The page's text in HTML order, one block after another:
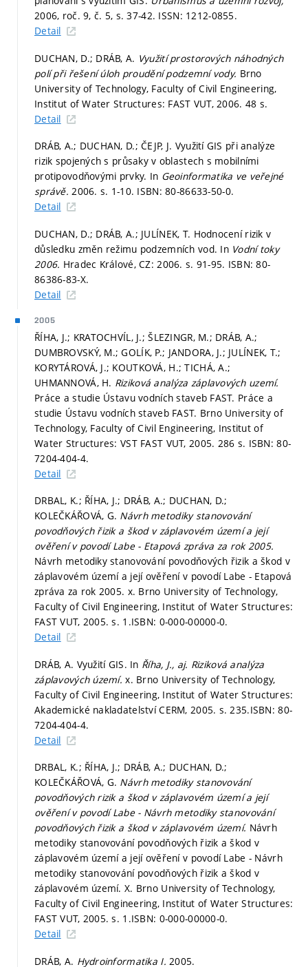
2006, roč. 9, č. 5, s. 37-42. ISSN: 1212-0855.
Detail
DUCHAN, D.; DRÁB, A. Využití prostorových náhodných
polí při řešení úloh proudění podzemní vody. Brno
University of Technology, Faculty of Civil Engineering,
Institut of Water Structures: FAST VUT, 2006. 48 s.
Detail
DRÁB, A.; DUCHAN, D.; ČEJP, J. Využití GIS při analýze
rizik spojených s průsaky v oblastech s mobilními
protipovodňovými prvky. In Geoinformatika ve veřejné
správě.2006. s. 1-10. ISBN: 80-86633-50-0.
Detail
DUCHAN, D.; DRÁB, A.; JULÍNEK, T. Hodnocení rizik v
důsledku změn režimu podzemních vod. In Vodní toky
2006. Hradec Králové, CZ: 2006. s. 91-95. ISBN: 80-
86386-83-X.
Detail
2005
ŘÍHA, J.; KRATOCHVÍL, J.; ŠLEZINGR, M.; DRÁB, A.;
DUMBROVSKÝ, M.; GOLÍK, P.; JANDORA, J.; JULÍNEK, T.;
KORYTÁROVÁ, J.; KOUTKOVÁ, H.; TICHÁ, A.;
UHMANNOVÁ, H. Riziková analýza záplavových uzemí.
Práce a studie Ústavu vodních staveb FAST. Práce a
studie Ústavu vodních staveb FAST. Brno University of
Technology, Faculty of Civil Engineering, Institut of
Water Structures: VST FAST VUT, 2005. 286 s. ISBN: 80-
7204-404-4.
Detail
DRBAL, K.; ŘÍHA, J.; DRÁB, A.; DUCHAN, D.;
KOLEČKÁŘOVÁ, G. Návrh metodiky stanovování
povodňových řizik a škod v záplavovém území a její
ověření v povodí Labe - Etapová zpráva za rok 2005.
Návrh metodiky stanovování povodňových řizik a škod v
záplavovém území a její ověření v povodí Labe - Etapová
zpráva za rok 2005. x. Brno University of Technology,
Faculty of Civil Engineering, Institut of Water Structures:
FAST VUT, 2005.s. 1.ISBN: 0-000-00000-0.
Detail
DRÁB, A. Využití GIS. In Říha, J., aj. Riziková analýza
záplavových území.x. Brno University of Technology,
Faculty of Civil Engineering, Institut of Water Structures:
Akademické nakladatelství CERM, 2005. s. 235.ISBN: 80-
7204-404-4.
Detail
DRBAL, K.; ŘÍHA, J.; DRÁB, A.; DUCHAN, D.;
KOLEČKÁŘOVÁ, G. Návrh metodiky stanovování
povodňových rizik a škod v záplavovém území a její
ověření v povodí Labe - Návrh metodiky stanovování
povodňových řizik a škod v záplavovém území. Návrh
metodiky stanovování povodňových řizik a škod v
záplavovém území a její ověření v povodí Labe - Návrh
metodiky stanovování povodňových řizik a škod v
záplavovém území. X. Brno University of Technology,
Faculty of Civil Engineering, Institut of Water Structures:
FAST VUT, 2005.s. 1.ISBN: 0-000-00000-0.
Detail
DRÁB, A. Hydroinformatika I. 2005.